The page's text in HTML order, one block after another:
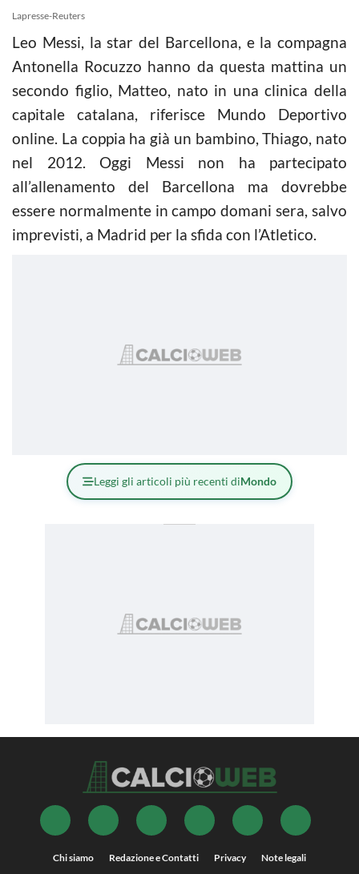
Lapresse-Reuters
Leo Messi, la star del Barcellona, e la compagna
Antonella Rocuzzo hanno da questa mattina un
secondo figlio, Matteo, nato in una clinica della
capitale catalana, riferisce Mundo Deportivo
online. La coppia ha già un bambino, Thiago, nato
nel 2012. Oggi Messi non ha partecipato
all’allenamento del Barcellona ma dovrebbe
essere normalmente in campo domani sera, salvo
imprevisti, a Madrid per la sfida con l’Atletico.
Leggi gli articoli più recenti diMondo
Chi siamo Redazione e Contatti Privacy Note legali